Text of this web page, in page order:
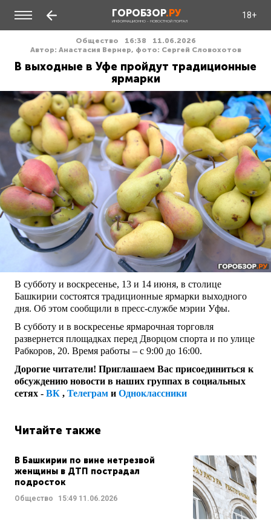
ГОРОБЗОР.РУ
ИНФОРМАЦИОННО - НОВОСТНОЙ ПОРТАЛ
18+
Общество 16:38
11.06.2026
Автор: Анастасия Вернер, фото: Сергей Словохотов
В выходные в Уфе пройдут традиционные
ярмарки
В субботу и воскресенье, 13 и 14 июня, в столице
Башкирии состоятся традиционные ярмарки выходного
дня. Об этом сообщили в пресс-службе мэрии Уфы.
В субботу и в воскресенье ярмарочная торговля
развернется площадках перед Дворцом спорта и по улице
Рабкоров, 20. Время работы – с 9:00 до 16:00.
Дорогие читатели! Приглашаем Вас присоединиться к
обсуждению новости в наших группах в социальных
сетях - ВК , Телеграм и Одноклассники
Читайте также
В Башкирии по вине нетрезвой
женщины в ДТП пострадал
подросток
Общество 15:49 11.06.2026